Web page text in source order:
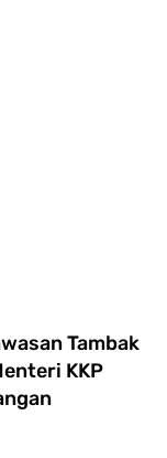
Tambak
KKP